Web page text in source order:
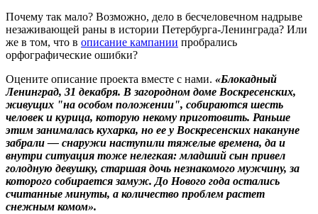
Почему так мало? Возможно, дело в бесчеловечном надрыве
незаживающей раны в истории Петербурга-Ленинграда? Или
же в том, что в описание кампании пробрались
орфографические ошибки?
Оцените описание проекта вместе с нами. «Блокадный
Ленинград, 31 декабря. В загородном доме Воскресенских,
живущих "на особом положении", собираются шесть
человек и курица, которую некому приготовить. Раньше
этим занималась кухарка, но ее у Воскресенских накануне
забрали — снаружи наступили тяжелые времена, да и
внутри ситуация тоже нелегкая: младший сын привел
голодную девушку, старшая дочь незнакомого мужчину, за
которого собирается замуж. До Нового года остались
считанные минуты, а количество проблем растет
снежным комом».